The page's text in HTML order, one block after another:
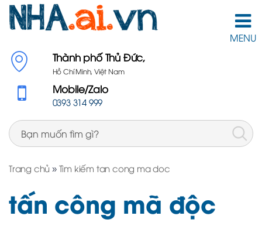
MENU
Thành phố Thủ Đức,
Hồ Chí Minh, Việt Nam
Mobile/Zalo
0393 314 999
Trang chủ » Tìm kiếm tan cong ma doc
tấn công mã độc